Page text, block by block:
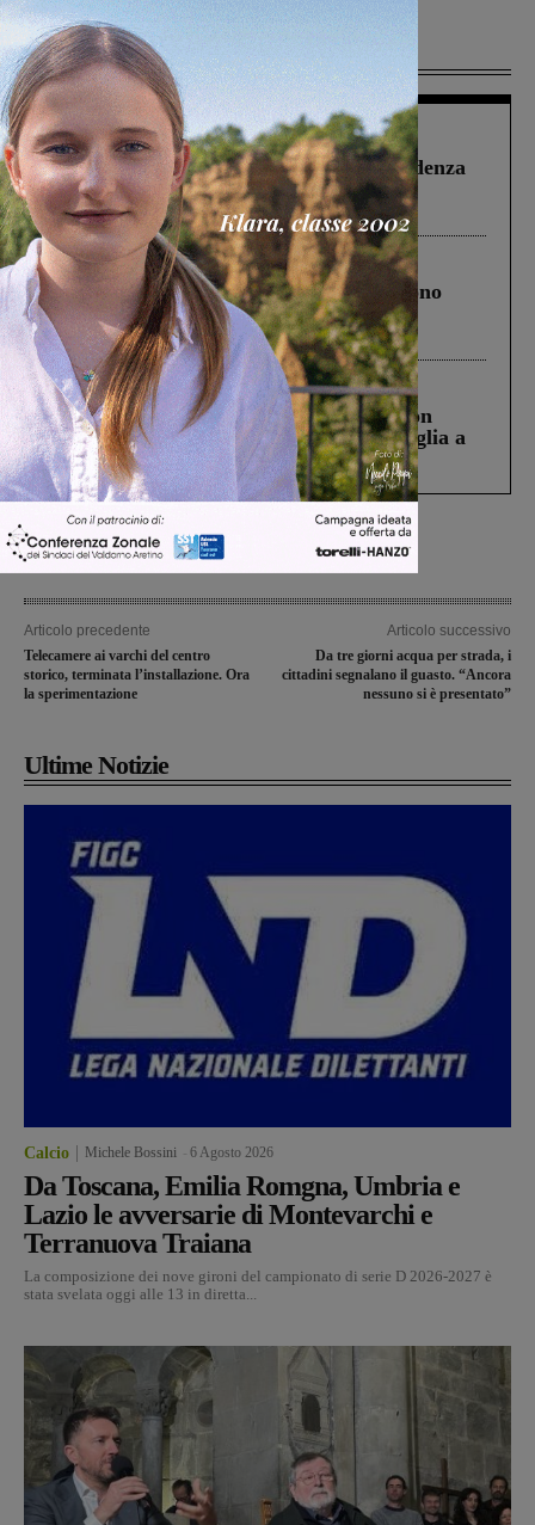
Più lette
Figline Incisa Valdarno 1 Agosto 2026
Piscina di Figline finanziata oltre la scadenza
Pnrr, il gruppo di Fratelli d’Italia: “Un
ringraziamento al Governo”
Cronaca 4 Agosto 2026
Un anno fa la strage in A1 in cui morirono
Gianni, Giulia e Franco. Lo schianto, il
processo, lo stop ai sorpassi fra tir....
Cronaca 3 Agosto 2026
Scomparso da una struttura di Castiglion
Fiorentino l’uomo che aveva ucciso la figlia a
Levane nel 2020
Articolo precedente
Telecamere ai varchi del centro
storico, terminata l’installazione. Ora
la sperimentazione
Articolo successivo
Da tre giorni acqua per strada, i
cittadini segnalano il guasto. “Ancora
nessuno si è presentato”
Ultime Notizie
Calcio Michele Bossini 6 Agosto 2026
Da Toscana, Emilia Romgna, Umbria e
Lazio le avversarie di Montevarchi e
Terranuova Traiana
La composizione dei nove gironi del campionato di serie D 2026-2027 è
stata svelata oggi alle 13 in diretta...